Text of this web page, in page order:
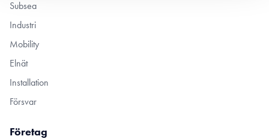
Subsea
Industri
Mobility
Elnät
Installation
Försvar
Företag